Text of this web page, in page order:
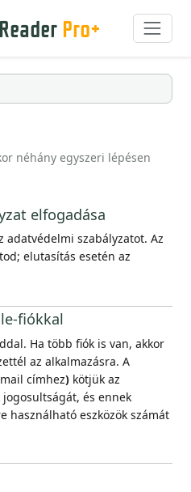
Pro+
néhány egyszeri lépésen
elfogadása
adatvédelmi szabályzatot. Az
elutasítás esetén az
fiókkal
Ha több fiók is van, akkor
az alkalmazásra. A
címhez) kötjük az
és ennek
használható eszközök számát